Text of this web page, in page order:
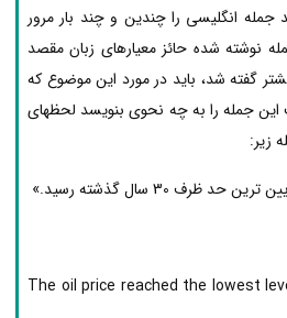
جمله انگلیسی را چندین و چند بار مرور
نوشته شده حائز معیارهای زبان مقصد
گفته شد، باید در مورد این موضوع که
جمله را به چه نحوی بنویسد لحظه­ای
زیر:
30 سال گذشته رسید.»
The oil price reached the lowest